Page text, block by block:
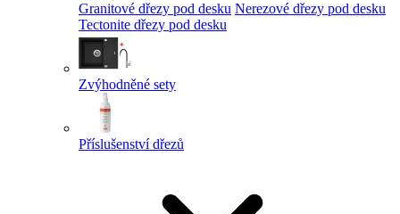
Granitové dřezy pod desku Nerezové dřezy pod desku
Tectonite dřezy pod desku
Zvýhodněné sety
Příslušenství dřezů